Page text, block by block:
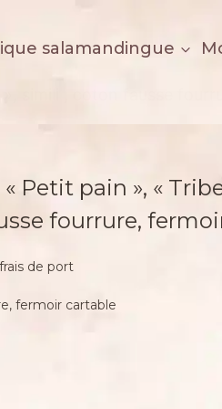
salamandingue
Petit pain », «
fourrure,
€.
de port
fermoir cartable